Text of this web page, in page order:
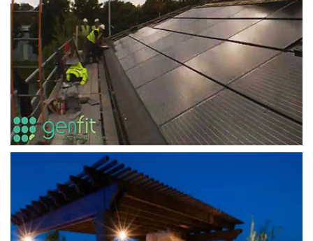
Solar PV and Wind Turbine Installations